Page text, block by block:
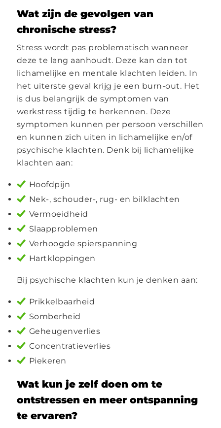
Wat zijn de gevolgen van
chronische stress?
Stress wordt pas problematisch wanneer
deze te lang aanhoudt. Deze kan dan tot
lichamelijke en mentale klachten leiden. In
het uiterste geval krijg je een burn-out. Het
is dus belangrijk de symptomen van
werkstress tijdig te herkennen. Deze
symptomen kunnen per persoon verschillen
en kunnen zich uiten in lichamelijke en/of
psychische klachten. Denk bij lichamelijke
klachten aan:
Hoofdpijn
Nek-, schouder-, rug- en bilklachten
Vermoeidheid
Slaapproblemen
Verhoogde spierspanning
Hartkloppingen
Bij psychische klachten kun je denken aan:
Prikkelbaarheid
Somberheid
Geheugenverlies
Concentratieverlies
Piekeren
Wat kun je zelf doen om te
ontstressen en meer ontspanning
te ervaren?